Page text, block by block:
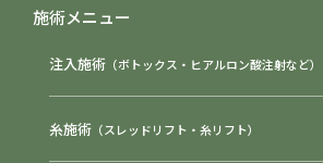
施術メニュー
注入施術 （ボトックス・ヒアルロン酸注射など）
糸施術 （スレッドリフト・糸リフト）